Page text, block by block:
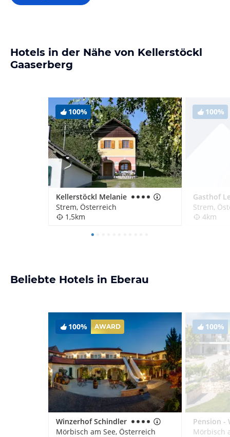
Hotels in der Nähe von Kellerstöckl
Gaaserberg
100%
Kellerstöckl Melanie
Strem, Österreich
1,5km
100%
Gasthof
Strem,
4km
Beliebte Hotels in Eberau
100% AWARD
Winzerhof Schindler
Mörbisch am See, Österreich
100%
Mörbisch